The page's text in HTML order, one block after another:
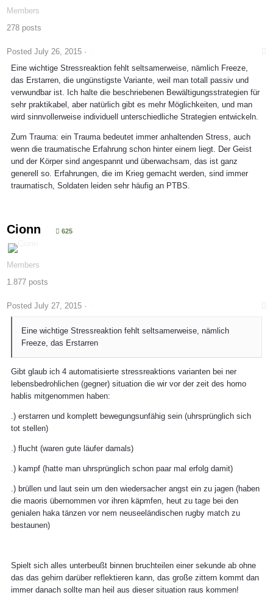
Members
278 posts
Posted July 26, 2015 ·
Eine wichtige Stressreaktion fehlt seltsamerweise, nämlich Freeze,
das Erstarren, die ungünstigste Variante, weil man totall passiv und
verwundbar ist. Ich halte die beschriebenen Bewältigungsstrategien für
sehr praktikabel, aber natürlich gibt es mehr Möglichkeiten, und man
wird sinnvollerweise individuell unterschiedliche Strategien entwickeln.
Zum Trauma: ein Trauma bedeutet immer anhaltenden Stress, auch
wenn die traumatische Erfahrung schon hinter einem liegt. Der Geist
und der Körper sind angespannt und überwachsam, das ist ganz
generell so. Erfahrungen, die im Krieg gemacht werden, sind immer
traumatisch, Soldaten leiden sehr häufig an PTBS.
Cionn 625
Members
1.877 posts
Posted July 27, 2015 ·
Eine wichtige Stressreaktion fehlt seltsamerweise, nämlich
Freeze, das Erstarren
Gibt glaub ich 4 automatisierte stressreaktions varianten bei ner
lebensbedrohlichen (gegner) situation die wir vor der zeit des homo
hablis mitgenommen haben:
.) erstarren und komplett bewegungsunfähig sein (uhrsprünglich sich
tot stellen)
.) flucht (waren gute läufer damals)
.) kampf (hatte man uhrsprünglich schon paar mal erfolg damit)
.) brüllen und laut sein um den wiedersacher angst ein zu jagen (haben
die maoris übernommen vor ihren käpmfen, heut zu tage bei den
genialen haka tänzen vor nem neuseeländischen rugby match zu
bestaunen)
Spielt sich alles unterbeußt binnen bruchteilen einer sekunde ab ohne
das das gehirn darüber reflektieren kann, das große zittern kommt dan
immer danach sollte man heil aus dieser situation raus kommen!